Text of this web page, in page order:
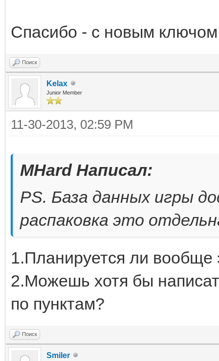
Спасибо - с новым
Поиск
Kelax
Junior Member
11-30-2013, 02:59 PM
MHard Написал:
PS. База данных игры
распаковка это
1.Планируется ли вообще
2.Можешь хотя бы
по пунктам?
Поиск
Smiler